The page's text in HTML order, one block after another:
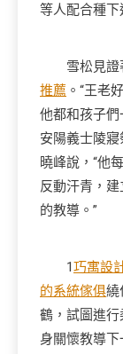
等人配合種下
雪松見證
推薦 。“王老
他都和孩子們
安陽義士陵
曉峰說，“他
反動汗青，
的教導。”
1巧寓設
的系統傢俱繞
鶴，試圖進
身關懷教導